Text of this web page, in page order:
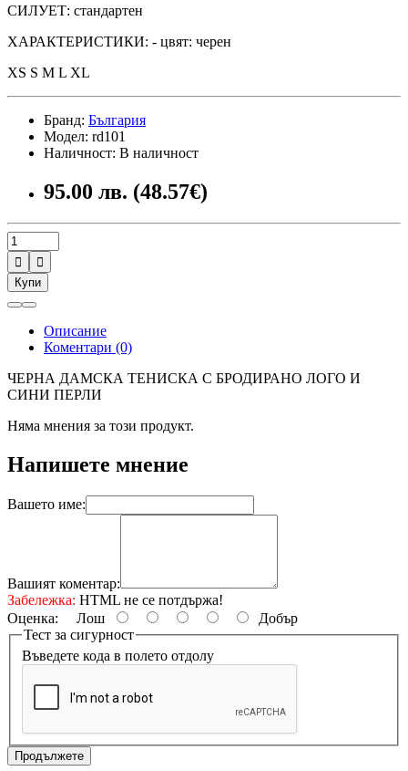
СИЛУЕТ: стандартен
ХАРАКТЕРИСТИКИ: - цвят: черен
XS S M L XL
Бранд: България
Модел: rd101
Наличност: В наличност
95.00 лв. (48.57€)


Купи
Описание
Коментари (0)
ЧЕРНА ДАМСКА ТЕНИСКА С БРОДИРАНО ЛОГО И
СИНИ ПЕРЛИ
Няма мнения за този продукт.
Напишете мнение
Вашето име:
Вашият коментар:
Забележка: HTML не се потдържа!
Оценка: Лош
Добър
Тест за сигурност
Въведете кода в полето отдолу
Продължете